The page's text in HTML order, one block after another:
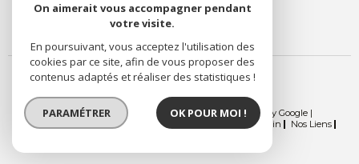
© 2026 | Tous droits réservés | Traduction powered by Google |
Nos Honoraires
Plan Du Site Admin
Nos Liens
On aimerait vous accompagner pendant
votre visite.
En poursuivant, vous acceptez l'utilisation des
cookies par ce site, afin de vous proposer des
contenus adaptés et réaliser des statistiques !
PARAMÉTRER OK POUR MOI !